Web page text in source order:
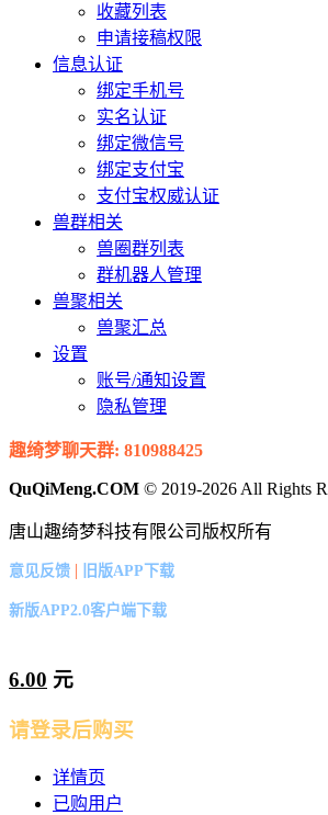
收藏列表
申请接稿权限
信息认证
绑定手机号
实名认证
绑定微信号
绑定支付宝
支付宝权威认证
兽群相关
兽圈群列表
群机器人管理
兽聚相关
兽聚汇总
设置
账号/通知设置
隐私管理
趣绮梦聊天群: 810988425
QuQiMeng.COM © 2019-2026 All Rights
唐山趣绮梦科技有限公司版权所有
意见反馈 | 旧版APP下载
新版APP2.0客户端下载
6.00 元
请登录后购买
详情页
已购用户